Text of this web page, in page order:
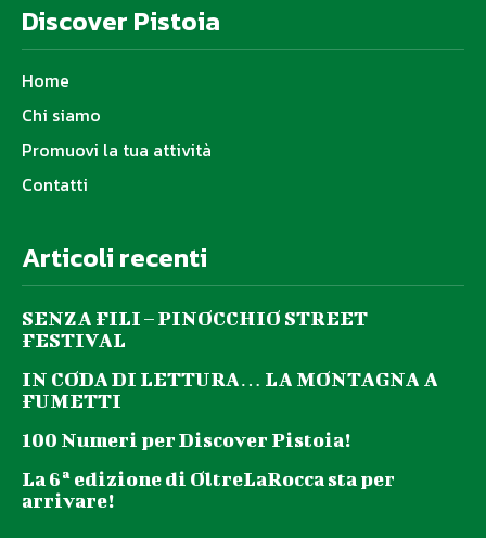
Discover Pistoia
Home
Chi siamo
Promuovi la tua attività
Contatti
Articoli recenti
SENZA FILI – PINOCCHIO STREET
FESTIVAL
IN CODA DI LETTURA… LA MONTAGNA A
FUMETTI
100 Numeri per Discover Pistoia!
La 6ª edizione di OltreLaRocca sta per
arrivare!